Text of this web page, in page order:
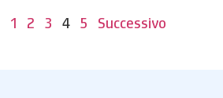
1 2 3 4 5 Successivo